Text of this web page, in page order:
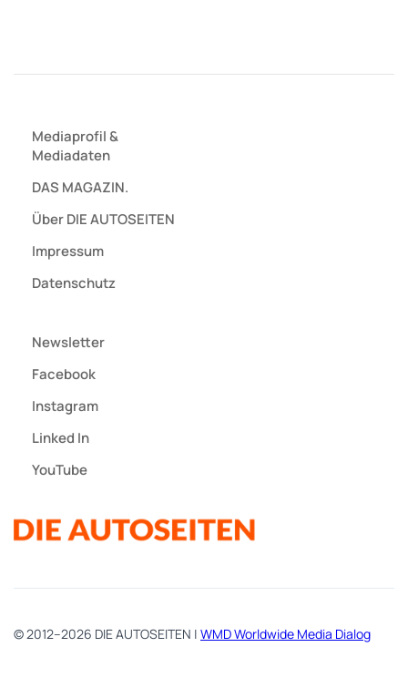
Mediaprofil&
Mediadaten
DAS MAGAZIN.
Über DIE AUTOSEITEN
Impressum
Datenschutz
Newsletter
Facebook
Instagram
Linked In
YouTube
© 2012–2026 DIE AUTOSEITEN | WMD Worldwide Media Dialog